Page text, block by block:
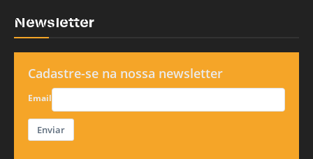
Newsletter
Cadastre-se na nossa newsletter
Email
Enviar